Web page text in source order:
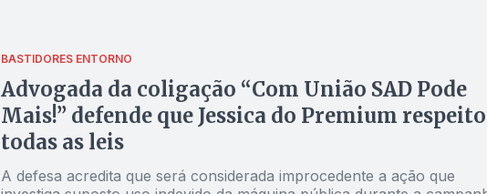
BASTIDORES ENTORNO
Advogada da coligação “Com União SAD Pode
Mais!” defende que Jessica do Premium
todas as leis
A defesa acredita que será considerada improcedente a ação que